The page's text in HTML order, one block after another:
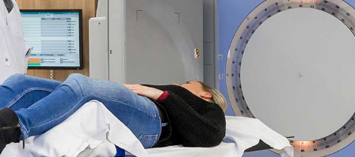
PFLEGE & AUFENTHALT
KONTAKT & SERVICE
IM NOTFALL